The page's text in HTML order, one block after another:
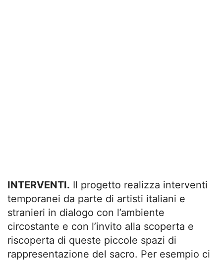
INTERVENTI. Il progetto realizza interventi
temporanei da parte di artisti italiani e
stranieri in dialogo con l’ambiente
circostante e con l’invito alla scoperta e
riscoperta di queste piccole spazi di
rappresentazione del sacro. Per esempio ci